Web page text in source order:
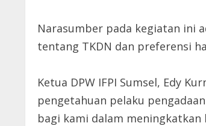
Narasumber pada kegiatan ini
tentang TKDN dan preferensi
Ketua DPW IFPI Sumsel, Edy
pengetahuan pelaku
bagi kami dalam